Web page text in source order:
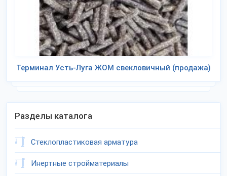
Терминал Усть-Луга ЖОМ свекловичный (продажа)
Разделы каталога
Стеклопластиковая арматура
Инертные стройматериалы